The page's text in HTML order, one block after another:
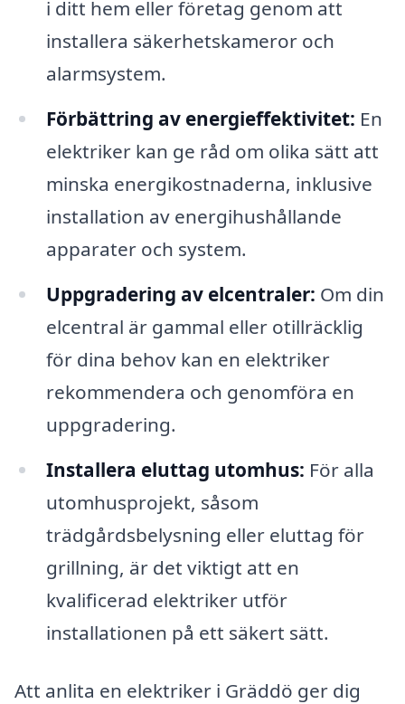
i ditt hem eller företag genom att
installera säkerhetskameror och
alarmsystem.
Förbättring av energieffektivitet: En
elektriker kan ge råd om olika sätt att
minska energikostnaderna, inklusive
installation av energihushållande
apparater och system.
Uppgradering av elcentraler: Om din
elcentral är gammal eller otillräcklig
för dina behov kan en elektriker
rekommendera och genomföra en
uppgradering.
Installera eluttag utomhus: För alla
utomhusprojekt, såsom
trädgårdsbelysning eller eluttag för
grillning, är det viktigt att en
kvalificerad elektriker utför
installationen på ett säkert sätt.
Att anlita en elektriker i Gräddö ger dig